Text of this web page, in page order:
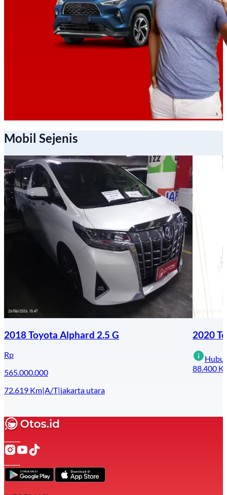
Mobil Sejenis
2018 Toyota Alphard 2.5 G
Rp
565.000.000
72.619 Km|A/T|jakarta utara
2020
88.400